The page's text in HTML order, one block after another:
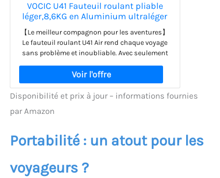
VOCIC U41 Fauteuil roulant pliable
léger,8,6KG en Aluminium ultraléger
Chaise roulante handicapé,Fauteuil
roulant de transport avec pneus
Honeycomb 20cm pour tous les
terrains (Noir)
【Le meilleur compagnon pour les aventures】
Le fauteuil roulant U41 Air rend chaque voyage
sans problème et inoubliable. Avec seulement
âgées peuvent le porter facilement. Grâce à son
couvercle à ouverture impressionnante, il se
replie sur un volume de 0,11 m³ - suffisamment
ou dans un avion. Avec sa poignée adaptable, il
qui vous permet de partir pour des aventures
spontanées quand et où vous le souhaitez.
Disponibilité et prix à jour – informations fournies
par Amazon
Portabilité : un atout pour les
voyageurs ?